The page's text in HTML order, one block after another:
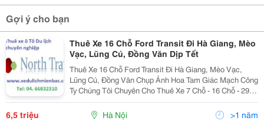
Gợi ý cho bạn
Thuê Xe 16 Chỗ Ford Transit Đi Hà Giang, Mèo
Vạc, Lũng Cú, Đồng Văn Dịp Tết
Thuê Xe 16 Chỗ Ford Transit Đi Hà Giang, Mèo Vạc,
Lũng Cú, Đồng Văn Chụp Ảnh Hoa Tam Giác Mạch Công
Ty Chúng Tôi Chuyên Cho Thuê Xe 7 Chỗ - 16 Chỗ - 29
Chỗ - 35 Chỗ - 45 Chỗ Đời Mới, Lái Xe Chuyên Nghiệp
Chắc Chắn Sẽ Đáp Ứng Mọi Nhu Cầu Thuê Xe Củ
6,5 triệu Hà Nội >1 năm